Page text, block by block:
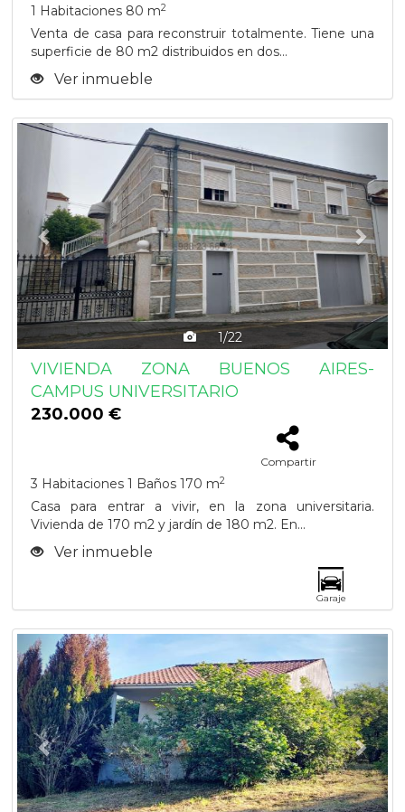
1 Habitaciones 80 m2
Venta de casa para reconstruir totalmente. Tiene una
superficie de 80 m2 distribuidos en dos...
Ver inmueble
1/22
Previous
VIVIENDA ZONA BUENOS AIRES-
CAMPUS UNIVERSITARIO
230.000 €
Compartir
3 Habitaciones 1 Baños 170 m2
Casa para entrar a vivir, en la zona universitaria.
Vivienda de 170 m2 y jardín de 180 m2. En...
Ver inmueble
Garaje
Previous